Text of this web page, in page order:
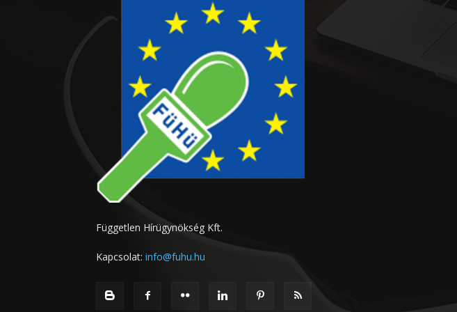
Független Hírügynökség Kft.
Kapcsolat: info@fuhu.hu